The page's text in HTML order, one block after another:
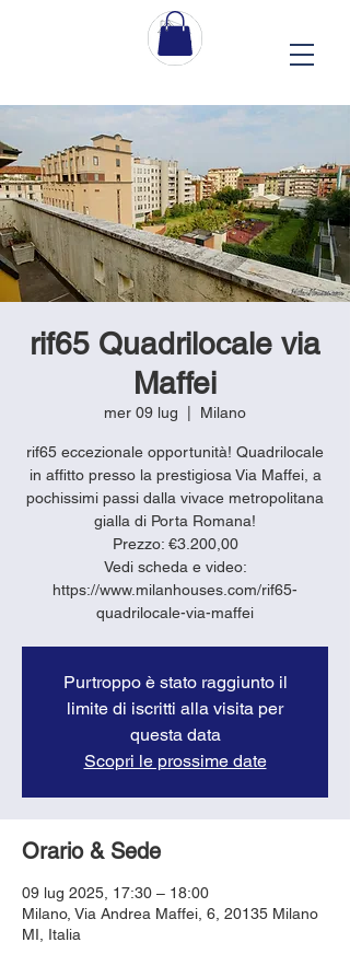
rif65 Quadrilocale via
Maffei
mer 09 lug Milano
rif65 eccezionale opportunità! Quadrilocale
in affitto presso la prestigiosa Via Maffei, a
pochissimi passi dalla vivace metropolitana
gialla di Porta Romana!
Prezzo: €3.200,00
Vedi scheda e video:
https://www.milanhouses.com/rif65-
quadrilocale-via-maffei
Purtroppo è stato raggiunto il
limite di iscritti alla visita per
questa data
Scopri le prossime date
Orario & Sede
09 lug 2025, 17:30 – 18:00
Milano, Via Andrea Maffei, 6, 20135 Milano
MI, Italia